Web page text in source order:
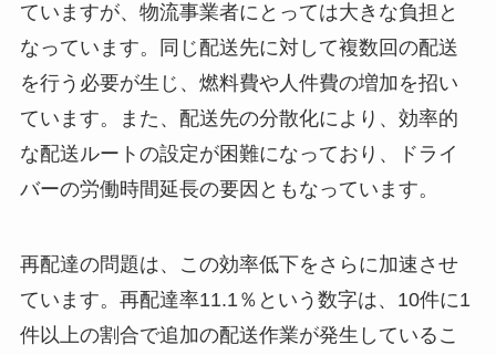
ていますが、物流事業者にとっては大きな負担と
なっています。同じ配送先に対して複数回の配送
を行う必要が生じ、燃料費や人件費の増加を招い
ています。また、配送先の分散化により、効率的
な配送ルートの設定が困難になっており、ドライ
バーの労働時間延長の要因ともなっています。
再配達の問題は、この効率低下をさらに加速させ
ています。再配達率11.1％という数字は、10件に1
件以上の割合で追加の配送作業が発生しているこ